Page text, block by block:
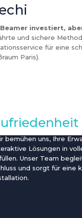
investiert,
und sichere
für eine
Paris).
bemühen uns, Ihre
Lösungen in
Unser Team
und sorgt für eine